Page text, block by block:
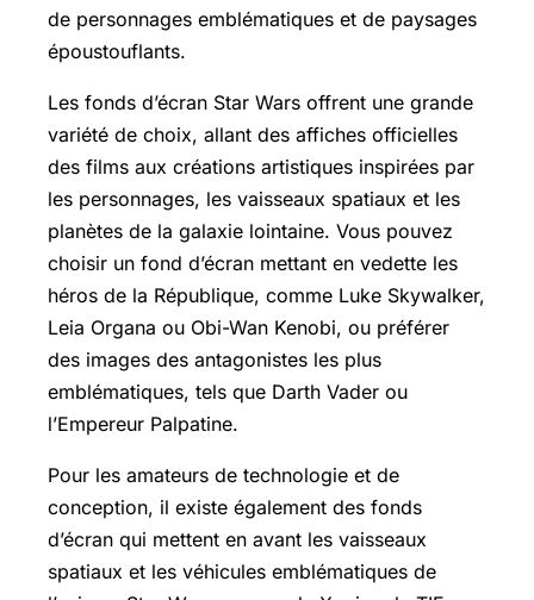
de personnages emblématiques et de paysages
époustouflants.
Les fonds d’écran Star Wars offrent une grande
variété de choix, allant des affiches officielles
des films aux créations artistiques inspirées par
les personnages, les vaisseaux spatiaux et les
planètes de la galaxie lointaine. Vous pouvez
choisir un fond d’écran mettant en vedette les
héros de la République, comme Luke Skywalker,
Leia Organa ou Obi-Wan Kenobi, ou préférer
des images des antagonistes les plus
emblématiques, tels que Darth Vader ou
l’Empereur Palpatine.
Pour les amateurs de technologie et de
conception, il existe également des fonds
d’écran qui mettent en avant les vaisseaux
spatiaux et les véhicules emblématiques de